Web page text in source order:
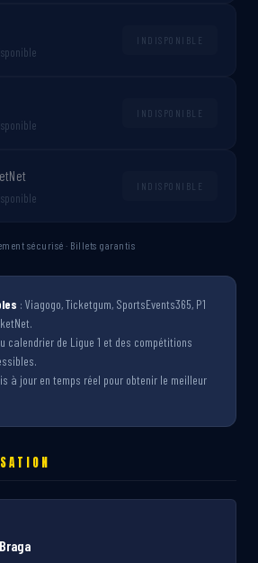
INDISPONIBLE
INDISPONIBLE
INDISPONIBLE
sécurisé · Billets garantis
: Viagogo, Ticketgum, SportsEvents365, P1
calendrier de Ligue 1 et des compétitions
à jour en temps réel pour obtenir le meilleur